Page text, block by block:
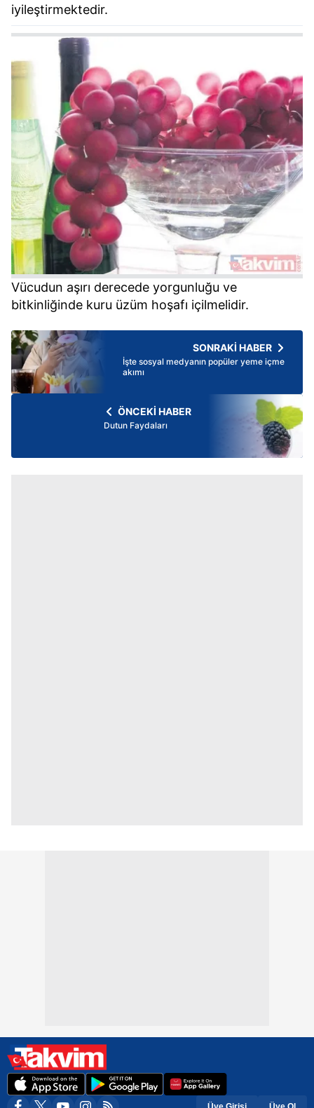
iyileştirmektedir.
Vücudun aşırı derecede yorgunluğu ve
bitkinliğinde kuru üzüm hoşafı içilmelidir.
SONRAKİ HABER
İşte sosyal medyanın popüler yeme içme
akımı
ÖNCEKİ HABER
Dutun Faydaları